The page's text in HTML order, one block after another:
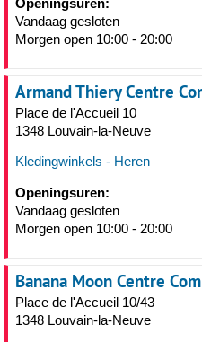
Openingsuren:
Vandaag gesloten
Morgen open 10:00 - 20:00
Armand Thiery Centre
Place de l'Accueil 10
1348 Louvain-la-Neuve
Kledingwinkels - Heren
Openingsuren:
Vandaag gesloten
Morgen open 10:00 - 20:00
Banana Moon Centre
Place de l'Accueil 10/43
1348 Louvain-la-Neuve